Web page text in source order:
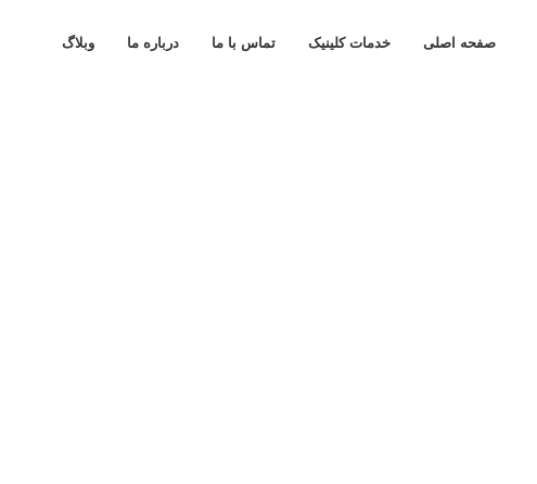
صفحه اصلی خدمات کلینیک تماس با ما درباره ما وبلاگ